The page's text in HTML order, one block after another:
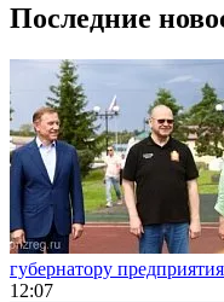
Последние
губернатору
12:07